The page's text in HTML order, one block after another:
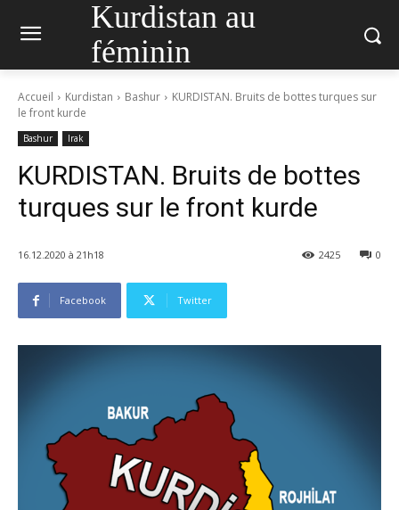
Kurdistan au
féminin
Accueil Kurdistan Bashur
KURDISTAN. Bruits de bottes turques sur
le front kurde
Bashur Irak
KURDISTAN. Bruits de bottes
turques sur le front kurde
16.12.2020 à 21h18 0
2425
Facebook Twitter